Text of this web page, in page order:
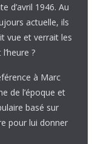
d’avril 1946. Au
actuelle, ils
vue et verrait les
?
à Marc
de l’époque et
basé sur
pour lui donner